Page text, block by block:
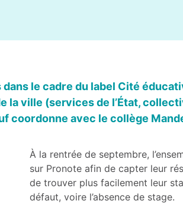
le cadre du label Cité
la ville (services de l’État,
coordonne avec le collège
À la rentrée de septembre,
sur Pronote afin de capter leur
de trouver plus facilement leur
défaut, voire l’absence de stage.